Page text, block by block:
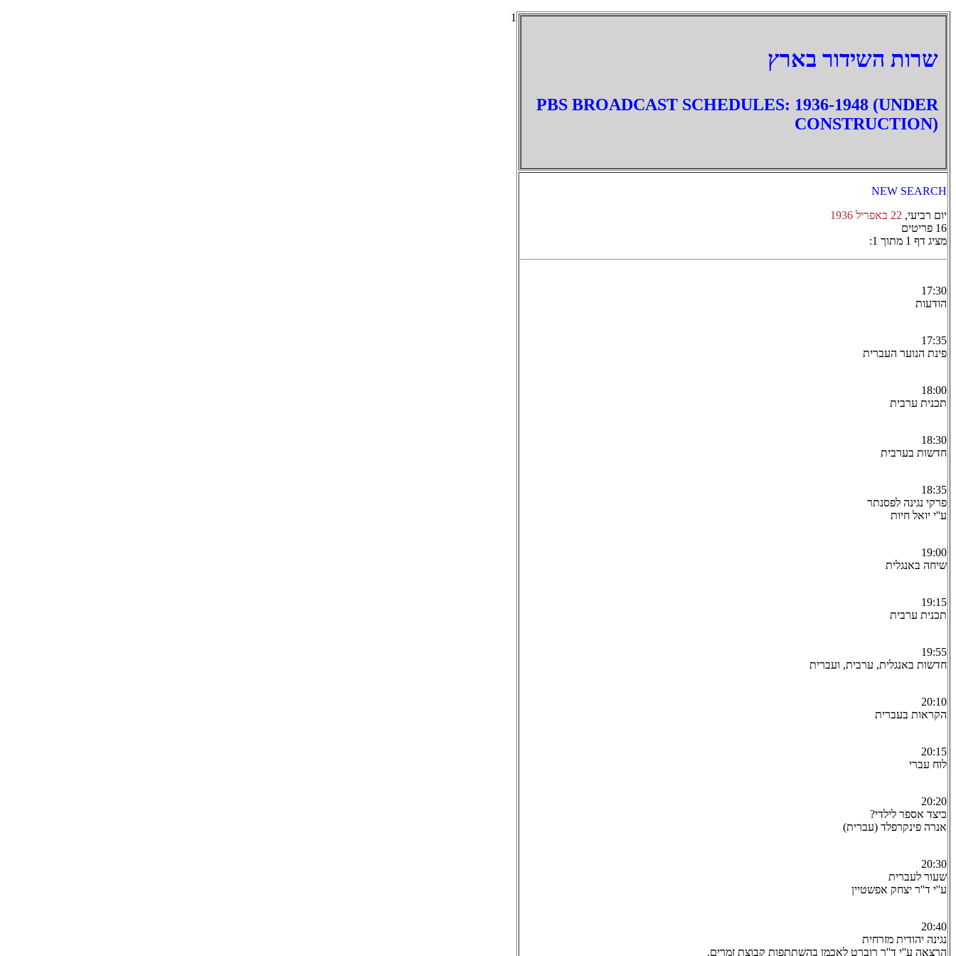
‏שרות השידור בארץ
PBS BROADCAST SCHEDULES: 1936-1948 (UNDER
CONSTRUCTION)
NEW SEARCH
יום רביעי, 22 באפריל 1936
16 פריטים
מציג דף 1 מתוך 1:
17:30
הודעות
17:35
פינת הנוער העברית
18:00
תכנית ערבית
18:30
חדשות בערבית
18:35
פרקי נגינה לפסנתר
ע''י יואל חיות
19:00
שיחה באנגלית
19:15
תכנית ערבית
19:55
חדשות באנגלית, ערבית, ועברית
20:10
הקראות בעברית
20:15
לוח עברי
20:20
כיצד אספר לילדי?
אנרה פינקרפלד (עברית)
20:30
שעור לעברית
ע''י ד''ר יצחק אפשטיין
20:40
נגינה יהודית מזרחית
הרצאה ע''י ד''ר רוברט לאכמן בהשתתפות קבוצת זמרים.
1